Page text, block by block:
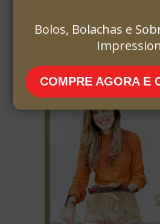
Bolos, Bolachas e
COMPRE AGORA E